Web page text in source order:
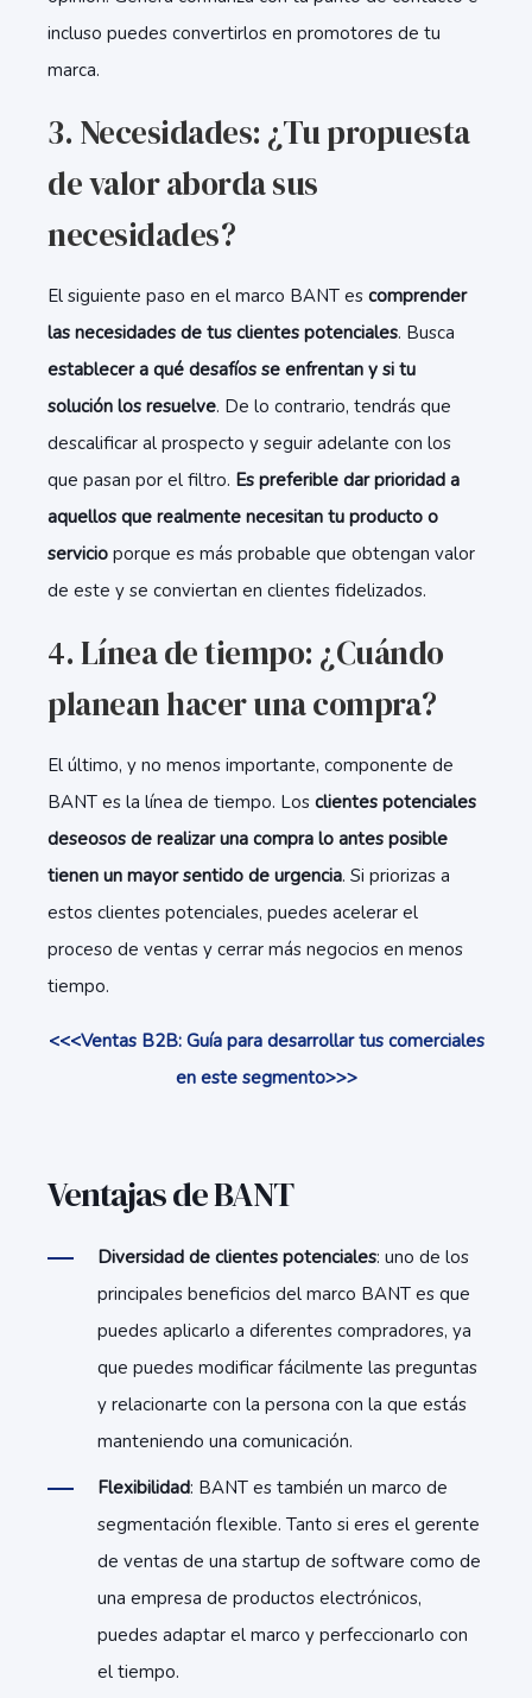
incluso puedes convertirlos en promotores de tu
marca.
3. Necesidades: ¿Tu propuesta
de valor aborda sus
necesidades?
El siguiente paso en el marco BANT es comprender
las necesidades de tus clientes potenciales. Busca
establecer a qué desafíos se enfrentan y si tu
solución los resuelve. De lo contrario, tendrás que
descalificar al prospecto y seguir adelante con los
que pasan por el filtro. Es preferible dar prioridad a
aquellos que realmente necesitan tu producto o
servicio porque es más probable que obtengan valor
de este y se conviertan en clientes fidelizados.
4. Línea de tiempo: ¿Cuándo
planean hacer una compra?
El último, y no menos importante, componente de
BANT es la línea de tiempo. Los clientes potenciales
deseosos de realizar una compra lo antes posible
tienen un mayor sentido de urgencia. Si priorizas a
estos clientes potenciales, puedes acelerar el
proceso de ventas y cerrar más negocios en menos
tiempo.
<<<Ventas B2B: Guía para desarrollar tus comerciales
en este segmento>>>
Ventajas de BANT
Diversidad de clientes potenciales: uno de los
principales beneficios del marco BANT es que
puedes aplicarlo a diferentes compradores, ya
que puedes modificar fácilmente las preguntas
y relacionarte con la persona con la que estás
manteniendo una comunicación.
Flexibilidad: BANT es también un marco de
segmentación flexible. Tanto si eres el gerente
de ventas de una startup de software como de
una empresa de productos electrónicos,
puedes adaptar el marco y perfeccionarlo con
el tiempo.